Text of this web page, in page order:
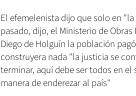
El efemelenista dijo que solo en
pasado, dijo, el Ministerio de
Diego de Holguín la población
construyera nada "la justicia se
terminar, aquí debe ser todos en
manera de enderezar al país"